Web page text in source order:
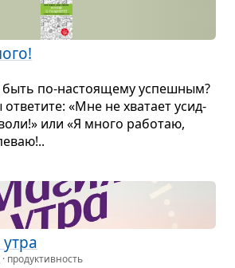
по-насто­я­щему успеш­ным?
отве­тите: «Мне не хва­тает усид­
или «Я много рабо­таю,
продуктивность